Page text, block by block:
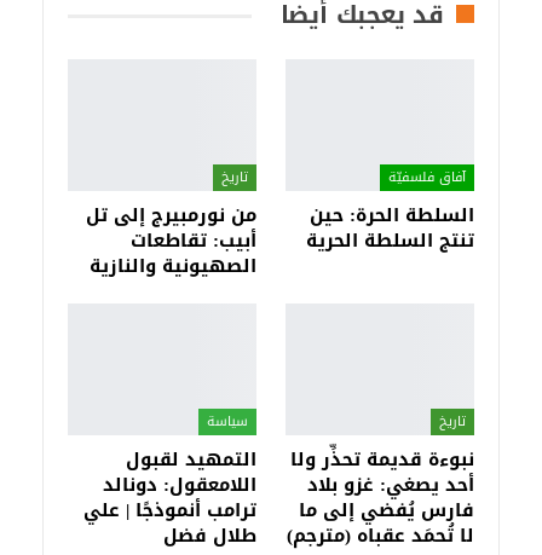
قد يعجبك أيضا
آفاق فلسفيّة‎
السلطة الحرة: حين
تنتج السلطة الحرية
تاريخ
من نورمبيرج إلى تل
أبيب: تقاطعات
الصهيونية والنازية
تاريخ
نبوءة قديمة تحذِّر ولا
أحد يصغي: غزو بلاد
فارس يُفضي إلى ما
لا تُحمَد عقباه (مترجم)
سياسة
التمهيد لقبول
اللامعقول: دونالد
ترامب أنموذجًا | علي
طلال فضل